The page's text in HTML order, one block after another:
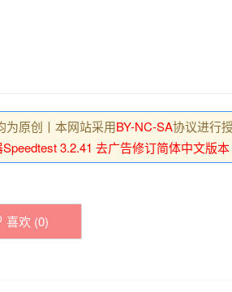
为原创丨本网站采用BY-NC-SA协议进行
3.2.41 去广告修订简体中文版本
喜欢 (0)